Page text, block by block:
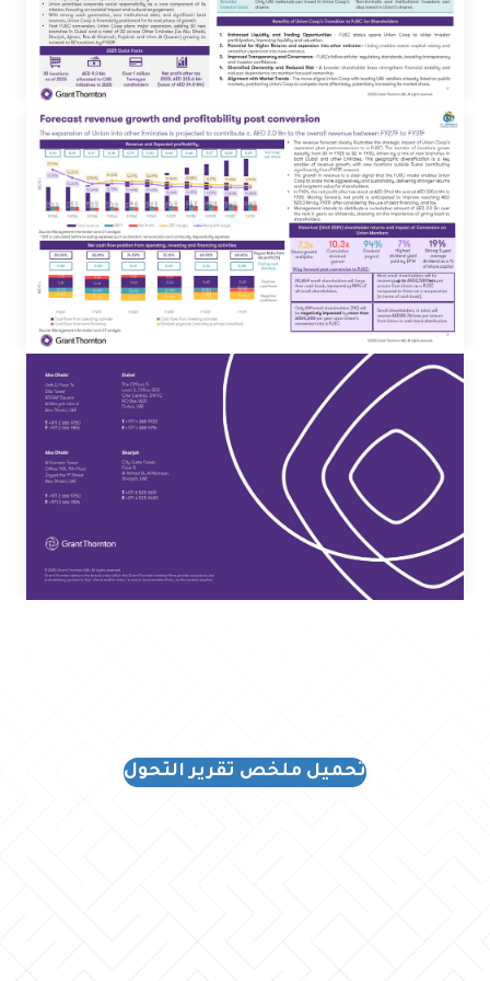
تحميل ملخص تقرير التحول